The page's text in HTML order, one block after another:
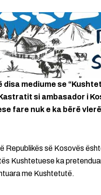
disa mediume se
si ambasador i
fare nuk e ka bërë
Republikës së Kosovës
Kushtetuese ka
me Kushtetutë.